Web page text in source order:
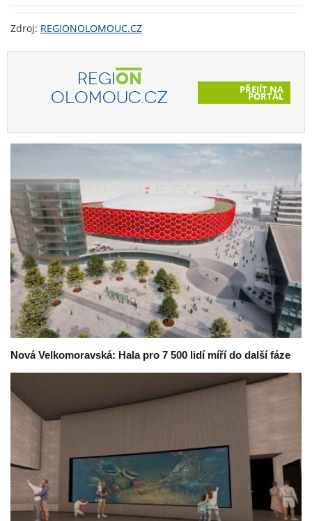
Zdroj: REGIONOLOMOUC.CZ
REGION
OLOMOUC.CZ
PŘEJÍT NA
PORTÁL
Nová Velkomoravská: Hala pro 7 500 lidí míří do další fáze